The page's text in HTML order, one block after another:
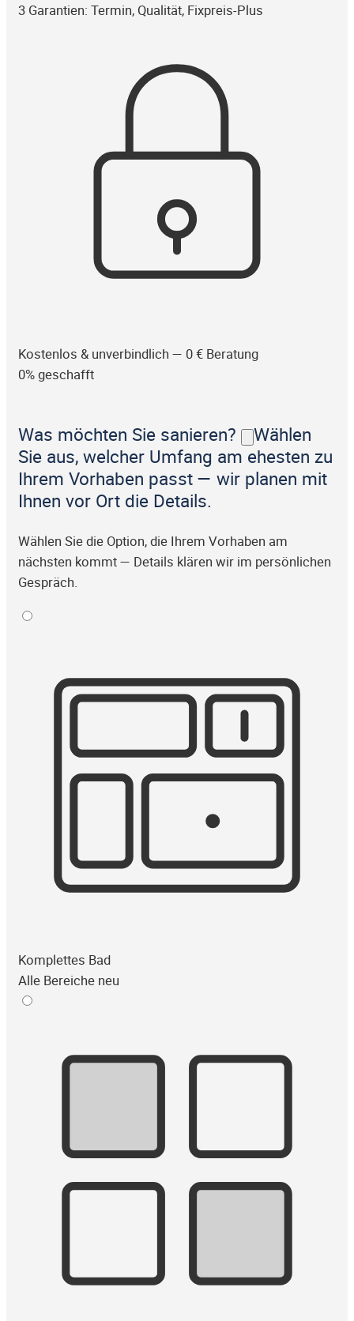
3 Garantien: Termin, Qualität, Fixpreis-Plus
Kostenlos & unverbindlich — 0 € Beratung
0% geschafft
Was möchten Sie sanieren?
Wählen
Sie aus, welcher Umfang am ehesten zu
Ihrem Vorhaben passt — wir planen mit
Ihnen vor Ort die Details.
Wählen Sie die Option, die Ihrem Vorhaben am
nächsten kommt — Details klären wir im persönlichen
Gespräch.
Komplettes Bad
Alle Bereiche neu